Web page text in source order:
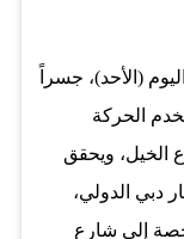
فستيفال
الخور، ومنها
تضم محطة انتقالية، ويستمر
و(3)، ثم إلى واحة دبي للسيليكون،
إلى أن الخط
(الأحد)، جسراً
وبطول 1000 متر، يخدم الحركة
الخيل، ويحقق
دبي الدولي،
إلى شارع